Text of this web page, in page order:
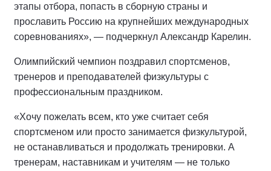
этапы отбора, попасть в сборную страны и
прославить Россию на крупнейших международных
соревнованиях», — подчеркнул Александр Карелин.
Олимпийский чемпион поздравил спортсменов,
тренеров и преподавателей физкультуры с
профессиональным праздником.
«Хочу пожелать всем, кто уже считает себя
спортсменом или просто занимается физкультурой,
не останавливаться и продолжать тренировки. А
тренерам, наставникам и учителям — не только